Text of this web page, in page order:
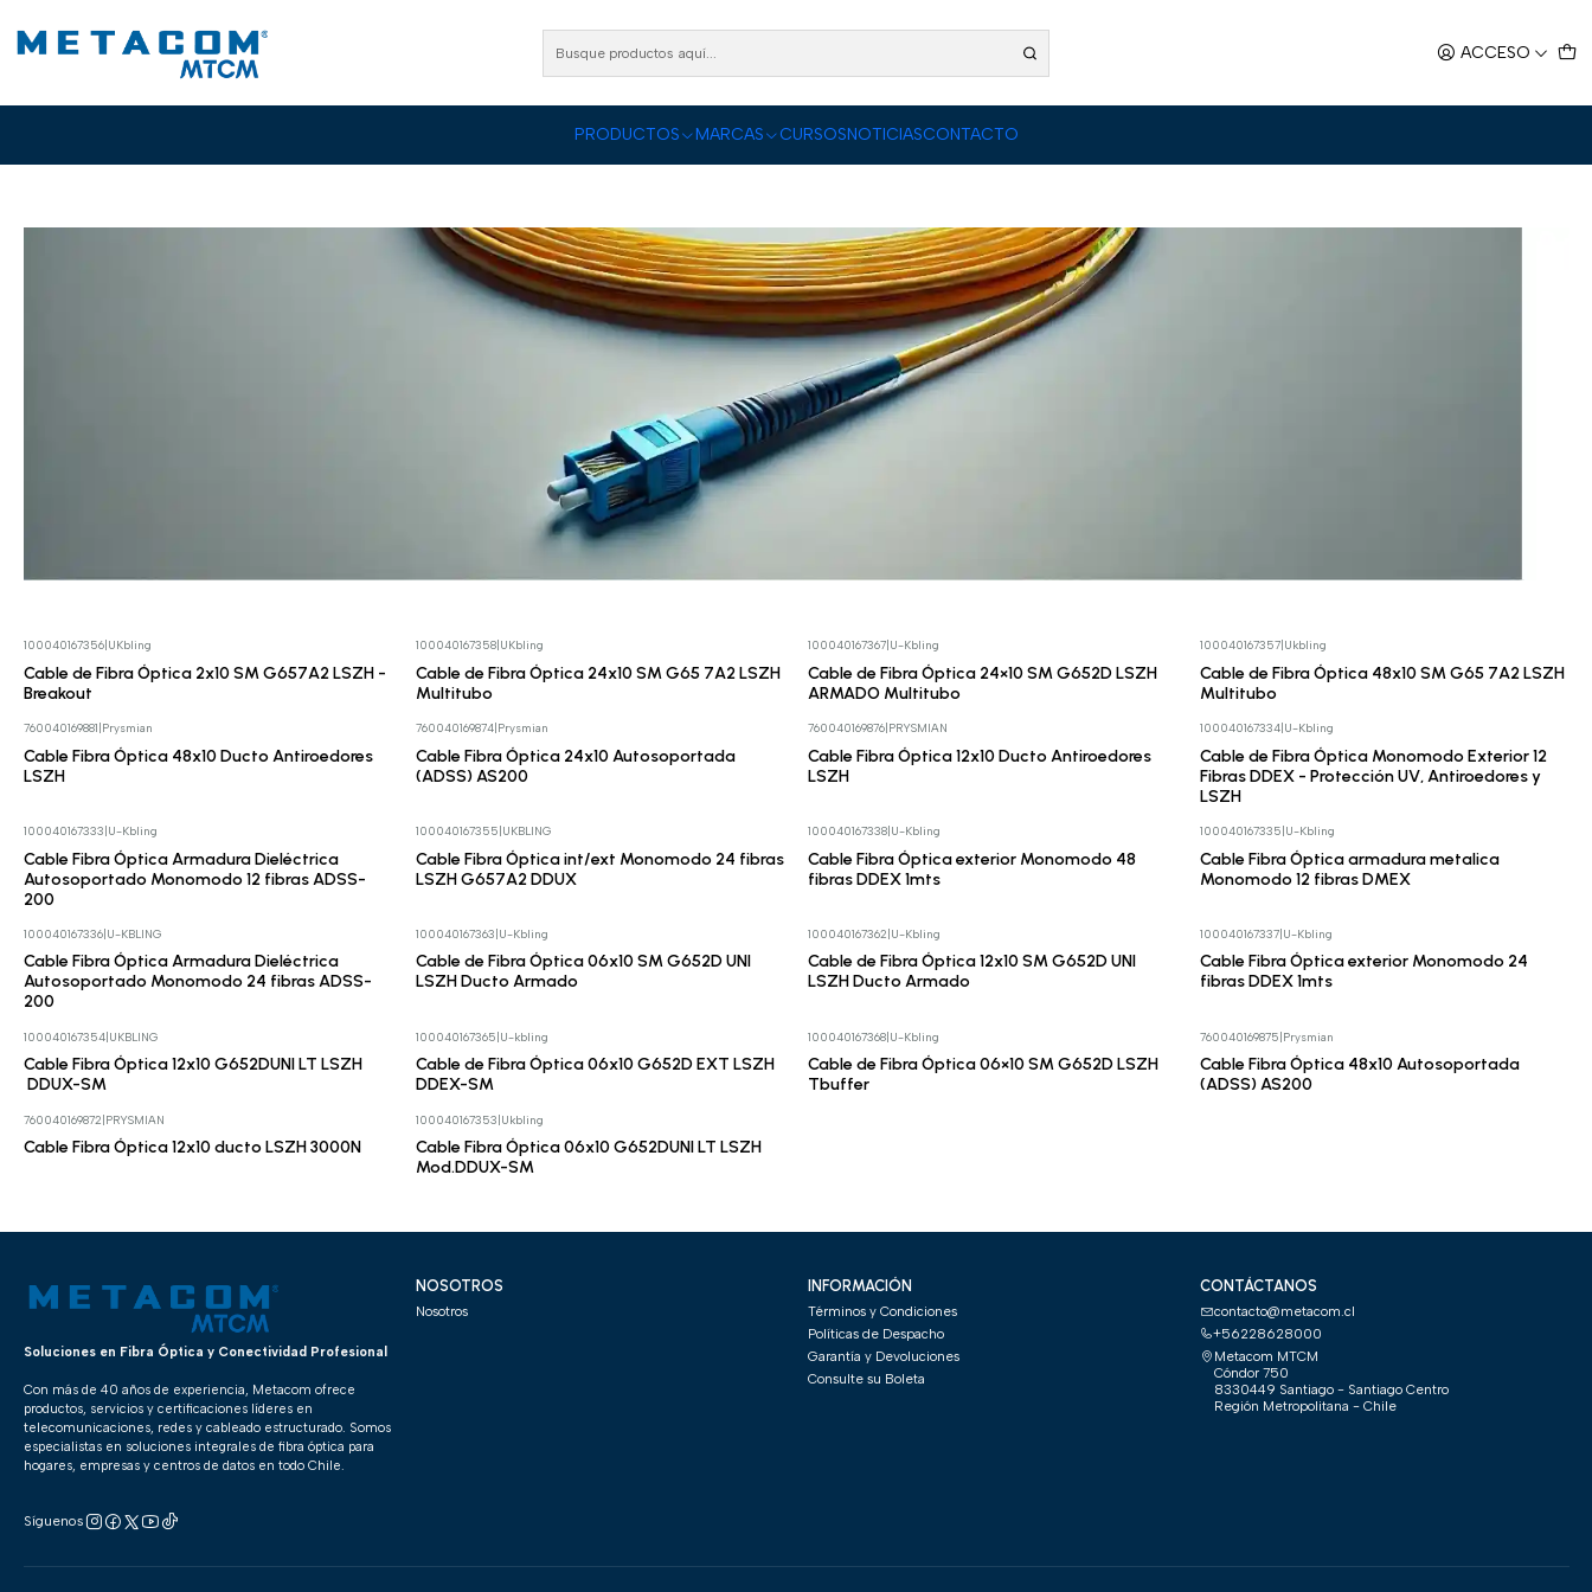
ACCESO
PRODUCTOS MARCAS CURSOSNOTICIASCONTACTO
Fibra Monomodo
Diseñados para transmitir datos a grandes distancias con mínima atenuación, nuestros cables de fibra óptica monomodo son ideales para redes de alta velocidad y proyectos de telecomunicaciones.
Filtros
100040167356| UKbling
Cable de Fibra Óptica 2x10 SM G657A2 LSZH -
Breakout
100040167358| UKbling
Cable de Fibra Óptica 24x10 SM G65 7A2 LSZH
Multitubo
100040167367| U-Kbling
Cable de Fibra Óptica 24×10 SM G652D LSZH
ARMADO Multitubo
100040167357| Ukbling
Cable de Fibra Óptica 48x10 SM G65 7A2 LSZH
Multitubo
760040169881 Prysmian
Cable Fibra Óptica 48x10 Ducto Antiroedores
LSZH
760040169874| Prysmian
Cable Fibra Óptica 24x10 Autosoportada
(ADSS) AS200
760040169876| PRYSMIAN
Cable Fibra Óptica 12x10 Ducto Antiroedores
LSZH
100040167334| U-Kbling
Cable de Fibra Óptica Monomodo Exterior 12
Fibras DDEX - Protección UV, Antiroedores y
LSZH
100040167333 U-Kbling
Cable Fibra Óptica Armadura Dieléctrica
Autosoportado Monomodo 12 fibras ADSS-
200
100040167355 UKBLING
Cable Fibra Óptica int/ext Monomodo 24 fibras
LSZH G657A2 DDUX
100040167338| U-Kbling
Cable Fibra Óptica exterior Monomodo 48
fibras DDEX 1mts
100040167335 U-Kbling
Cable Fibra Óptica armadura metalica
Monomodo 12 fibras DMEX
100040167336| U-KBLING
Cable Fibra Óptica Armadura Dieléctrica
Autosoportado Monomodo 24 fibras ADSS-
200
100040167363 U-Kbling
Cable de Fibra Óptica 06x10 SM G652D UNI
LSZH Ducto Armado
100040167362 U-Kbling
Cable de Fibra Óptica 12x10 SM G652D UNI
LSZH Ducto Armado
100040167337| U-Kbling
Cable Fibra Óptica exterior Monomodo 24
fibras DDEX 1mts
100040167354| UKBLING
Cable Fibra Óptica 12x10 G652DUNI LT LSZH
DDUX-SM
100040167365 U-kbling
Cable de Fibra Óptica 06x10 G652D EXT LSZH
DDEX-SM
100040167368| U-Kbling
Cable de Fibra Óptica 06×10 SM G652D LSZH
Tbuffer
760040169875 Prysmian
Cable Fibra Óptica 48x10 Autosoportada
(ADSS) AS200
760040169872 PRYSMIAN
Cable Fibra Óptica 12x10 ducto LSZH 3000N
100040167353 Ukbling
Cable Fibra Óptica 06x10 G652DUNI LT LSZH
Mod.DDUX-SM
Soluciones en Fibra Óptica y Conectividad Profesional
Con más de 40 años de experiencia, Metacom ofrece
productos, servicios y certificaciones líderes en
telecomunicaciones, redes y cableado estructurado. Somos
especialistas en soluciones integrales de fibra óptica para
hogares, empresas y centros de datos en todo Chile.
Síguenos
NOSOTROS
Nosotros
INFORMACIÓN
Términos y Condiciones
Políticas de Despacho
Garantía y Devoluciones
Consulte su Boleta
CONTÁCTANOS
contacto@metacom.cl
+56228628000
Metacom MTCM
Cóndor 750
8330449 Santiago - Santiago Centro
Región Metropolitana - Chile